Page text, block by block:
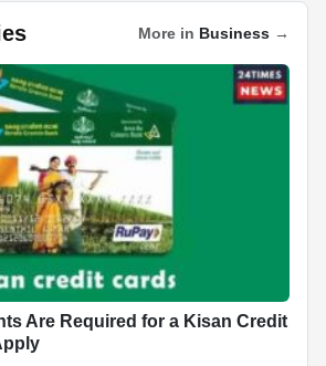
e
p
c
h
at
er
e
st
d
di
ar
e
More in Business →
Are Required for a Kisan Credit